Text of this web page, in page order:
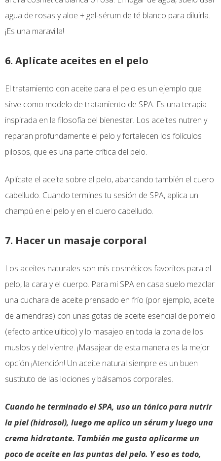
agua de rosas y aloe + gel-sérum de té blanco para diluirla.
¡Es una maravilla!
6. Aplícate aceites en el pelo
El tratamiento con aceite para el pelo es un ejemplo que
sirve como modelo de tratamiento de SPA. Es una terapia
inspirada en la filosofía del bienestar. Los aceites nutren y
reparan profundamente el pelo y fortalecen los folículos
pilosos, que es una parte crítica del pelo.
Aplícate el aceite sobre el pelo, abarcando también el cuero
cabelludo. Cuando termines tu sesión de SPA, aplica un
champú en el pelo y en el cuero cabelludo.
7. Hacer un masaje corporal
Los aceites naturales son mis cosméticos favoritos para el
pelo, la cara y el cuerpo. Para mi SPA en casa suelo mezclar
una cuchara de aceite prensado en frío (por ejemplo, aceite
de almendras) con unas gotas de aceite esencial de pomelo
(efecto anticelulítico) y lo masajeo en toda la zona de los
muslos y del vientre. ¡Masajear de esta manera es la mejor
opción ¡Atención! Un aceite natural siempre es un buen
sustituto de las lociones y bálsamos corporales.
Cuando he terminado el SPA, uso un tónico para nutrir
la piel (hidrosol), luego me aplico un sérum y luego una
crema hidratante. También me gusta aplicarme un
poco de aceite en las puntas del pelo. Y eso es todo,